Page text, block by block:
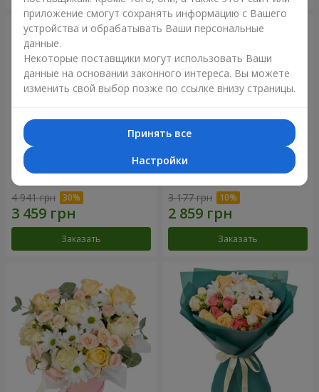
Цветы в коробке "Барокко"
4 941 грн
Заказать
Букет "Розовый вкус
3 177 грн
Заказать
приложение смогут сохранять информацию с Вашего
устройства и обрабатывать Ваши персональные
данные.
Некоторые поставщики могут использовать Ваши
данные на основании законного интереса. Вы можете
изменить свой выбор позже по ссылке внизу страницы.
Принять все
Настройки